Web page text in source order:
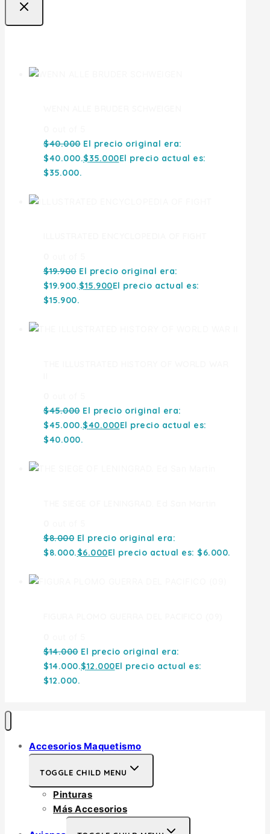
$40.000 El precio original era:
$40.000.$35.000El precio actual es:
$35.000.
$19.900 El precio original era:
$19.900.$15.900El precio actual es:
$15.900.
$45.000 El precio original era:
$45.000.$40.000El precio actual es:
$40.000.
$8.000 El precio original era:
$8.000.$6.000El precio actual es: $6.000.
$14.000 El precio original era:
$14.000.$12.000El precio actual es:
$12.000.
Accesorios Maquetismo
TOGGLE CHILD MENU
Pinturas
Más Accesorios